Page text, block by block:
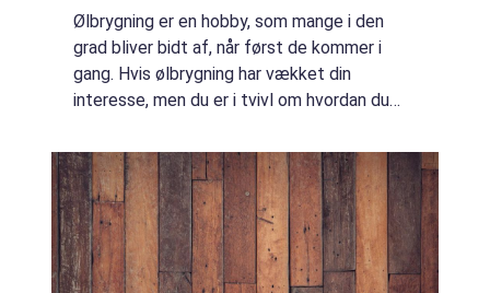
Ølbrygning er en hobby, som mange i den
grad bliver bidt af, når først de kommer i
gang. Hvis ølbrygning har vækket din
interesse, men du er i tvivl om hvordan du
af, hvordan du nemt kan komme i gang med
a...